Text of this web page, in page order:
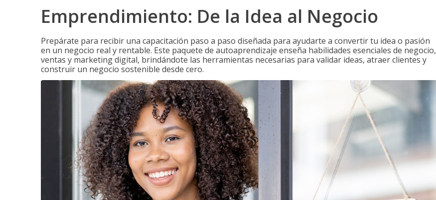
Emprendimiento: De la Idea al Negocio
Prepárate para recibir una capacitación paso a paso diseñada para ayudarte a convertir tu idea o pasión
en un negocio real y rentable. Este paquete de autoaprendizaje enseña habilidades esenciales de negocio,
ventas y marketing digital, brindándote las herramientas necesarias para validar ideas, atraer clientes y
construir un negocio sostenible desde cero.